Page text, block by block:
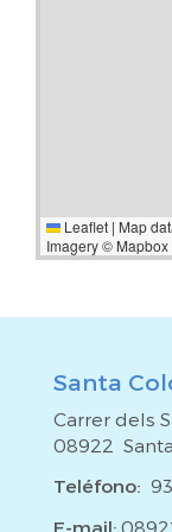
Leaflet | Map
Imagery © Mapbox
Santa
Carrer dels
08922
Teléfono:
E-mail: